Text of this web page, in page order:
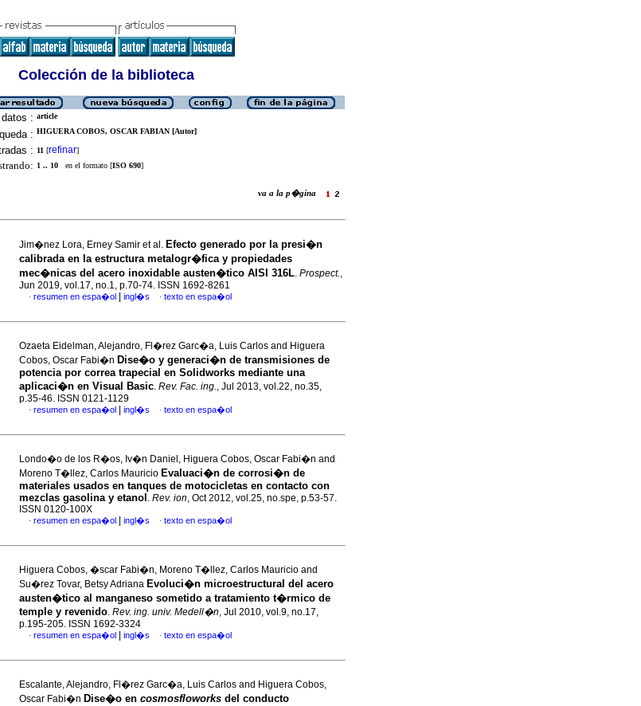
Colección de la biblioteca
: article
: HIGUERA COBOS, OSCAR FABIAN [Autor]
: 11 [refinar]
1 .. 10 en el formato [ISO 690]
va a la p�gina
Jim�nez Lora, Erney Samir et al. Efecto generado por la presi�n
calibrada en la estructura metalogr�fica y propiedades
mec�nicas del acero inoxidable austen�tico AISI 316L. Prospect.,
Jun 2019, vol.17, no.1, p.70-74. ISSN 1692-8261
· resumen en espa�ol ingl�s · texto en espa�ol
Ozaeta Eidelman, Alejandro, Fl�rez Garc�a, Luis Carlos and Higuera
Cobos, Oscar Fabi�n Dise�o y generaci�n de transmisiones de
potencia por correa trapecial en Solidworks mediante una
aplicaci�n en Visual Basic. Rev. Fac. ing., Jul 2013, vol.22, no.35,
p.35-46. ISSN 0121-1129
· resumen en espa�ol ingl�s · texto en espa�ol
Londo�o de los R�os, Iv�n Daniel, Higuera Cobos, Oscar Fabi�n and
Moreno T�llez, Carlos Mauricio Evaluaci�n de corrosi�n de
materiales usados en tanques de motocicletas en contacto con
mezclas gasolina y etanol . Rev. ion, Oct 2012, vol.25, no.spe, p.53-57.
ISSN 0120-100X
· resumen en espa�ol ingl�s · texto en espa�ol
Higuera Cobos, �scar Fabi�n, Moreno T�llez, Carlos Mauricio and
Su�rez Tovar, Betsy Adriana Evoluci�n microestructural del acero
austen�tico al manganeso sometido a tratamiento t�rmico de
temple y revenido. Rev. ing. univ. Medell�n, Jul 2010, vol.9, no.17,
p.195-205. ISSN 1692-3324
· resumen en espa�ol ingl�s · texto en espa�ol
Escalante, Alejandro, Fl�rez Garc�a, Luis Carlos and Higuera Cobos,
Oscar Fabi�n Dise�o en cosmosfloworks del conducto